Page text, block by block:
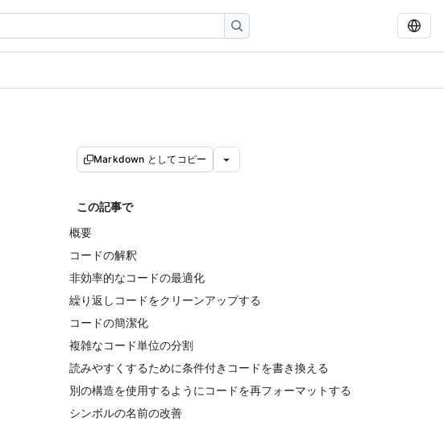
Markdown としてコピー
この記事で
概要
コードの解釈
非効率的なコードの最適化
繰り返しコードをクリーンアップする
コードの簡潔化
複雑なコード単位の分割
読みやすくするために条件付きコードを書き換える
別の構造を使用するようにコードを再フォーマットする
シンボルの名前の改善